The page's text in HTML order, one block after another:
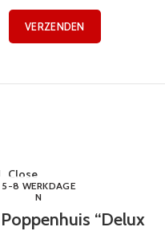
5-8 WERKDAGE
N
Close
Poppenhuis “Delux